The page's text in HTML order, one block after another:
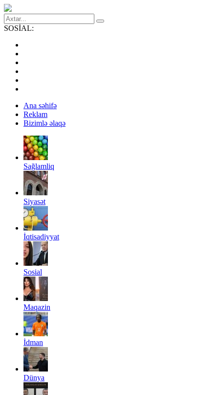
SOSİAL:
Ana səhifə
Reklam
Bizimlə əlaqə
Sağlamliq
Siyasət
İqtisadiyyat
Sosial
Maqazin
İdman
Dünya